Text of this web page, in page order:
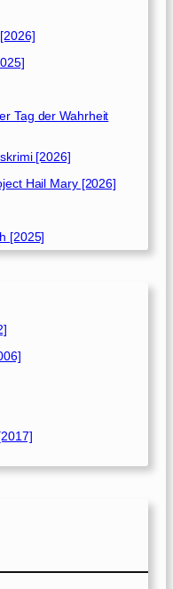
Tag der Wahrheit
[2026]
Hail Mary [2026]
[2025]